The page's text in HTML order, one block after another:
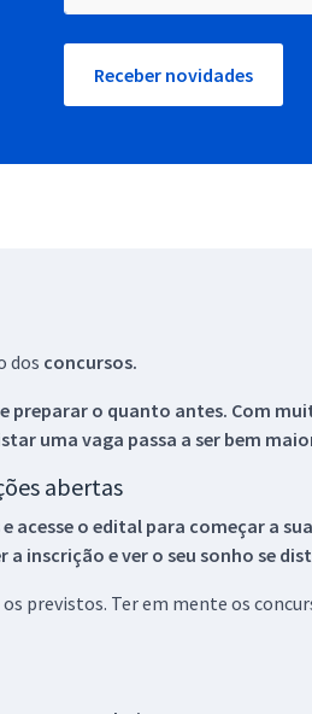
Receber novidades
dos concursos.
preparar o quanto antes. Com
uma vaga passa a ser bem
abertas
acesse o edital para começar a
inscrição e ver o seu sonho se
previstos. Ter em mente os